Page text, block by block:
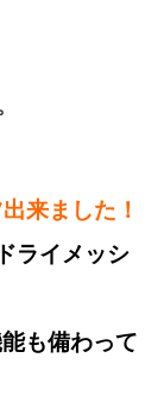
来ました！
ライメッシ
も備わって